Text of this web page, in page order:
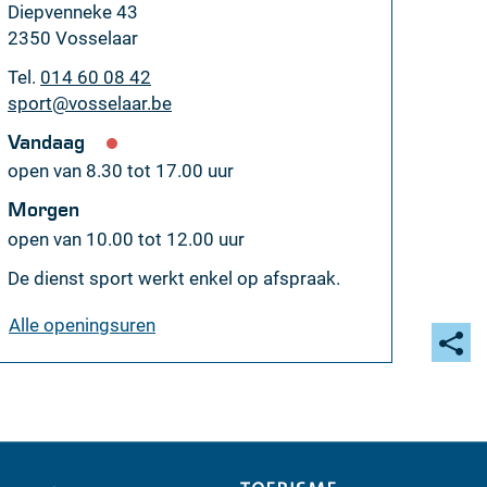
Adres
Diepvenneke 43
,2350 Vosselaar
Tel. 014 60 08 42
E-
sport@vosselaar.be
Vandaag
open van 8.30 tot 17.00 uur
Morgen
open van 10.00 tot 12.00 uur
De dienst sport werkt enkel op afspraak.
Alle openingsurensportdienst